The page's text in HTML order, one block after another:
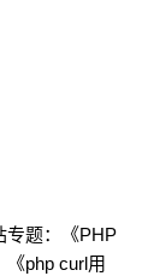
专题：《PHP
《php curl用